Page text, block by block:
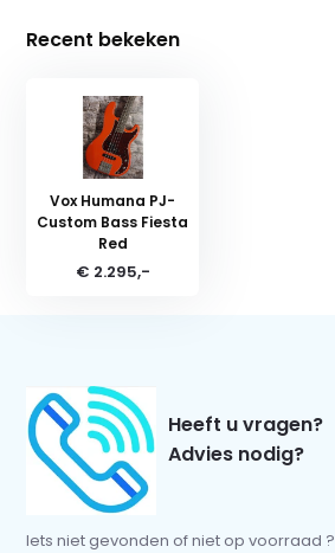
Recent bekeken
Vox Humana PJ-
Custom Bass Fiesta
Red
€ 2.295,-
Heeft u vragen?
Advies nodig?
Iets niet gevonden of niet op voorraad ?